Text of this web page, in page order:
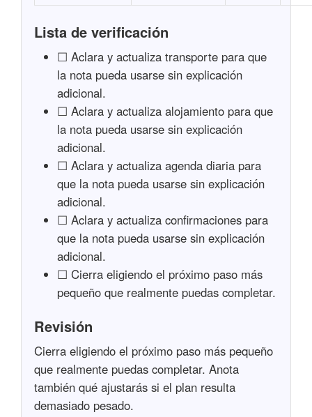
Lista de verificación
☐ Aclara y actualiza transporte para que
la nota pueda usarse sin explicación
adicional.
☐ Aclara y actualiza alojamiento para que
la nota pueda usarse sin explicación
adicional.
☐ Aclara y actualiza agenda diaria para
que la nota pueda usarse sin explicación
adicional.
☐ Aclara y actualiza confirmaciones para
que la nota pueda usarse sin explicación
adicional.
☐ Cierra eligiendo el próximo paso más
pequeño que realmente puedas completar.
Revisión
Cierra eligiendo el próximo paso más pequeño
que realmente puedas completar. Anota
también qué ajustarás si el plan resulta
demasiado pesado.